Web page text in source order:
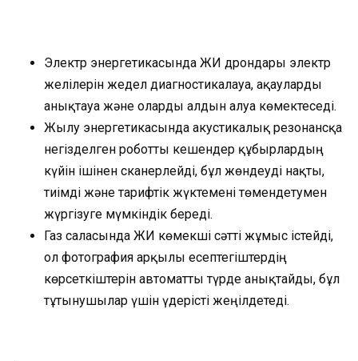
Электр энергетикасында ЖИ дрондары электр
желілерін жедел диагностикалауға, ақауларды
анықтауға және оларды алдын алуға көмектеседі.
Жылу энергетикасында акустикалық резонансқа
негізделген роботты кешендер құбырлардың
күйін ішінен сканерлейді, бұл жөндеуді нақты,
тиімді және тарифтік жүктемені төмендетумен
жүргізуге мүмкіндік береді.
Газ саласында ЖИ көмекші сәтті жұмыс істейді,
ол фотография арқылы есептегіштердің
көрсеткіштерін автоматты түрде анықтайды, бұл
тұтынушылар үшін үдерісті жеңілдетеді.